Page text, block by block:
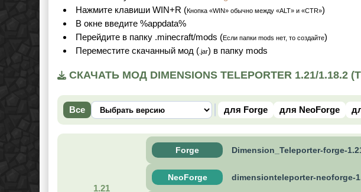
Нажмите клавиши WIN+R (Кнопка «WIN» обычно между «ALT» и «CTR»)
В окне введите %appdata%
Перейдите в папку .minecraft/mods (Если папки mods нет, то создайте)
Переместите скачанный мод ( .jar) в папку mods
СКАЧАТЬ МОД DIMENSIONS TELEPORTER 1.21/
Все для Forge для NeoForge
1.21
Forge Dimension_Teleporter-forge-
NeoForge dimensionteleporter-neoforge-